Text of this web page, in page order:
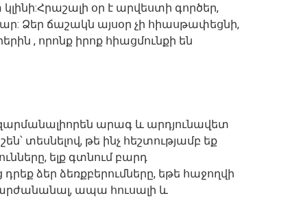
օր է արվեստի գործեր,
Ձեր ճաշակն այսօր չի հիասթափեցնի,
, որոնք իրոք հիացմունքի են
զարմանալիորեն արագ և արդյունավետ
տեսնելով, թե ինչ հեշտությամբ եք
ելք գտնում բարդ
ձեր ձեռքբերումները, եթե հաջողվի
ապա հուսալի և